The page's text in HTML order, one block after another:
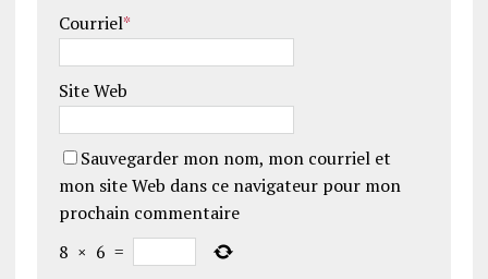
Courriel*
Site Web
Sauvegarder mon nom, mon courriel et
mon site Web dans ce navigateur pour mon
prochain commentaire
8 × 6 =